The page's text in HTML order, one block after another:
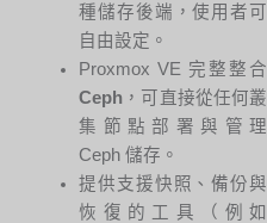
種儲存後端，使用者可
自由設定。
Proxmox VE 完整整合
Ceph ，可直接從任何叢
集節點部署與管理
Ceph 儲存。
提供支援快照、備份與
恢復的工具（例如